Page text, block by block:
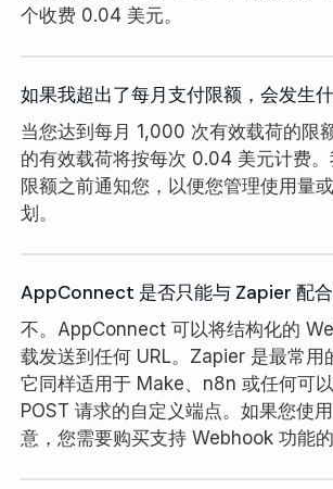
个收费 0.04 美元。
如果我超出了每月支付限额，会发生
当您达到每月 1,000 次有效载荷的限
的有效载荷将按每次 0.04 美元计费
限额之前通知您，以便您管理使用量
划。
AppConnect 是否只能与 Zapier 配合
不。AppConnect 可以将结构化的
载发送到任何 URL。Zapier 是最常用
它同样适用于 Make、n8n 或任何可
POST 请求的自定义端点。如果您使
意，您需要购买支持 Webhook 功能的